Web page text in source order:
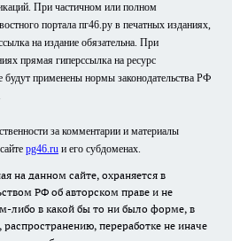
При частичном или полном
портала пг46.ру в печатных изданиях,
на издание обязательна. При
прямая гиперссылка на ресурс
будут применены нормы законодательства РФ
за комментарии и материалы
pg46.ru и его субдоменах.
на данном сайте, охраняется в
РФ об авторском праве и не
либо в какой бы то ни было форме, в
переработке не иначе